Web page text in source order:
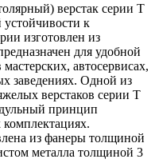
верстак серии T
к
изготовлен из
для удобной
автосервисах,
заведениях. Одной из
верстаков серии T
принцип
из фанеры толщиной
металла толщиной 3